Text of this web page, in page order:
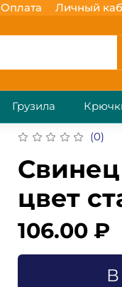
Оплата Личный
Грузила
(0)
цвет
106.00 ₽
В